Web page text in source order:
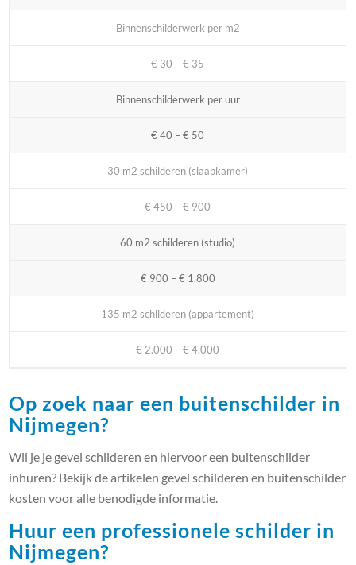
Binnenschilderwerk per m2
€ 30 – € 35
Binnenschilderwerk per uur
€ 40 – € 50
30 m2 schilderen (slaapkamer)
€ 450 – € 900
60 m2 schilderen (studio)
€ 900 – € 1.800
135 m2 schilderen (appartement)
€ 2.000 – € 4.000
Op zoek naar een buitenschilder in
Nijmegen?
Wil je je gevel schilderen en hiervoor een buitenschilder
inhuren? Bekijk de artikelen gevel schilderen en buitenschilder
kosten voor alle benodigde informatie.
Huur een professionele schilder in
Nijmegen?